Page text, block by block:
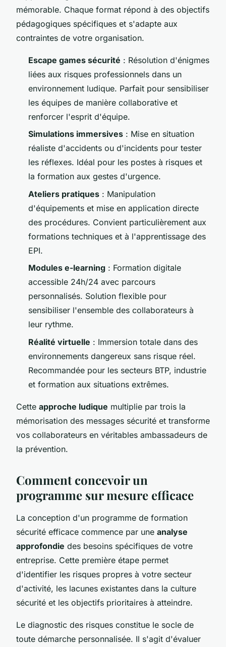
mémorable. Chaque format répond à des objectifs
pédagogiques spécifiques et s'adapte aux
contraintes de votre organisation.
Escape games sécurité : Résolution d'énigmes
liées aux risques professionnels dans un
environnement ludique. Parfait pour sensibiliser
les équipes de manière collaborative et
renforcer l'esprit d'équipe.
Simulations immersives : Mise en situation
réaliste d'accidents ou d'incidents pour tester
les réflexes. Idéal pour les postes à risques et
la formation aux gestes d'urgence.
Ateliers pratiques : Manipulation
d'équipements et mise en application directe
des procédures. Convient particulièrement aux
formations techniques et à l'apprentissage des
EPI.
Modules e-learning : Formation digitale
accessible 24h/24 avec parcours
personnalisés. Solution flexible pour
sensibiliser l'ensemble des collaborateurs à
leur rythme.
Réalité virtuelle : Immersion totale dans des
environnements dangereux sans risque réel.
Recommandée pour les secteurs BTP, industrie
et formation aux situations extrêmes.
Cette approche ludique multiplie par trois la
mémorisation des messages sécurité et transforme
vos collaborateurs en véritables ambassadeurs de
la prévention.
Comment concevoir un
programme sur mesure efficace
La conception d'un programme de formation
sécurité efficace commence par une analyse
approfondie des besoins spécifiques de votre
entreprise. Cette première étape permet
d'identifier les risques propres à votre secteur
d'activité, les lacunes existantes dans la culture
sécurité et les objectifs prioritaires à atteindre.
Le diagnostic des risques constitue le socle de
toute démarche personnalisée. Il s'agit d'évaluer